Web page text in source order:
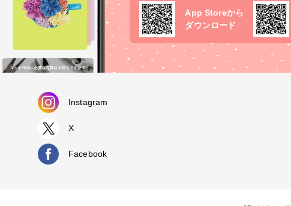
@crocchaをフォローしてください
3.4月29日のcroccha公式アカウント
の投稿に応募する旨のコメントをお願
いします。 詳しくはショップ（カー
トマーク）の「モニター」をご覧くだ
さい！ 応募期間は5/5までとなりま
App Storeから
ダウンロード
Instagram
X
Facebook